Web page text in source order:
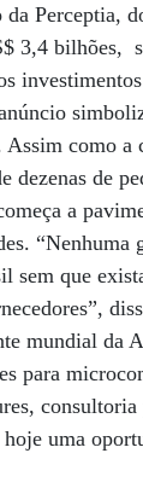
Perceptia,
3,4 bilhões,
como a
de
a
“Nenhuma
sem que
mundial da
para
consultoria
uma